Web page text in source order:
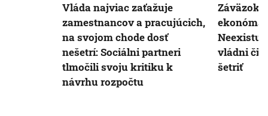
Vláda najviac zaťažuje
zamestnancov a pracujúcich,
na svojom chode dosť
nešetrí: Sociálni partneri
tlmočili svoju kritiku k
návrhu rozpočtu
Záväzok
ekonóma
vládni
šetriť